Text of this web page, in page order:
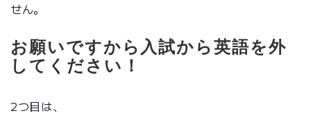
せん。
お願いですから入試から英語を外
してください！
2つ目は、